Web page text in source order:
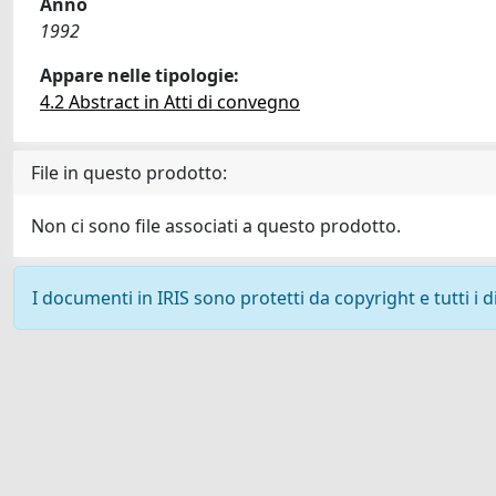
1992
Appare nelle tipologie:
4.2 Abstract in Atti di convegno
File in questo prodotto:
Non ci sono file associati a questo prodotto.
I documenti in IRIS sono protetti da copyright e tutti i